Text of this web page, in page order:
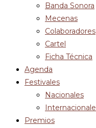
Banda Sonora
Mecenas
Colaboradores
Cartel
Ficha Técnica
Agenda
Festivales
Nacionales
Premios